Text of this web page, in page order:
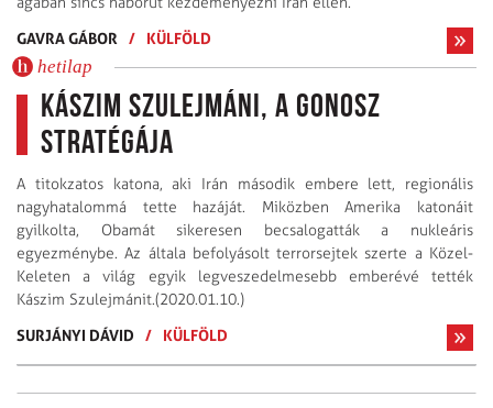
GAVRA GÁBOR
/ KÜLFÖLD
hetilap
Kászim Szulejmáni, a gonosz
stratégája
A titokzatos katona, aki Irán második embere lett, regionális
nagyhatalommá tette hazáját. Miközben Amerika katonáit
gyilkolta, Obamát sikeresen becsalogatták a nukleáris
egyezménybe. Az általa befolyásolt terrorsejtek szerte a Közel-
Keleten a világ egyik legveszedelmesebb emberévé tették
Kászim Szulejmánit.(2020.01.10.)
SURJÁNYI DÁVID
/ KÜLFÖLD